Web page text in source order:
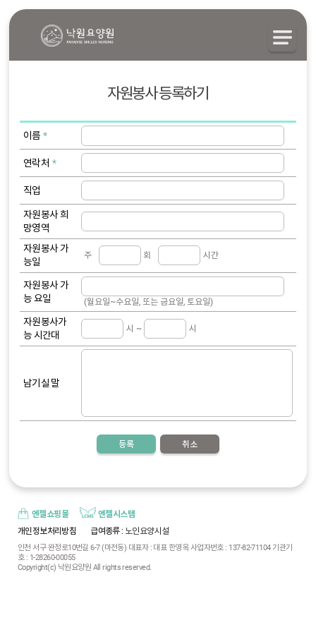
자원봉사 등록하기
이름
연락처
직업
자원봉사희
망영역
자원봉사가
능일
주 회 시간
자원봉사가
능 요일
(월요일~수요일, 또는 금요일, 토요일)
자원봉사가
능 시간대
시 ~ 시
남기실 말
등록 취소
엔젤쇼핑몰
엔젤시스템
개인정보처리방침
급여종류: 노인요양시설
인천 서구 완정로10번길 6-7 (마전동) 대표자 : 대표 한영옥 사업자번호 : 137-82-71104 기관기
호 : 1-28260-00055
Copyright(c) 낙원요양원 All rights reserved.